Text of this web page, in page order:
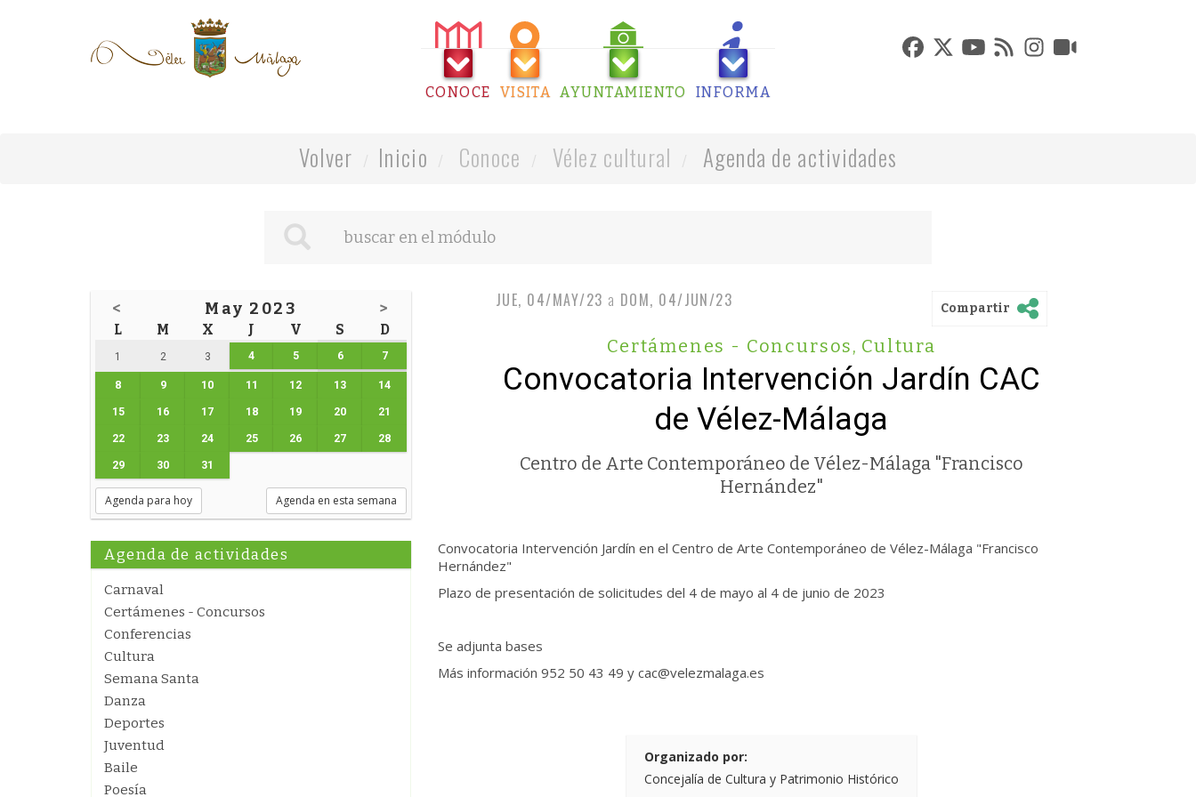
CONOCE VISITA AYUNTAMIENTO INFORMA
Volver Inicio Conoce Vélez cultural Agenda de actividades
< May 2023 >
L M X J V S D
1 2 3 4 5 6 7
8 9 10 11 12 13 14
15 16 17 18 19 20 21
22 23 24 25 26 27 28
29 30 31
Agenda para hoy Agenda en esta semana
Agenda de actividades
Carnaval
Certámenes - Concursos
Conferencias
Cultura
Semana Santa
Danza
Deportes
Juventud
Baile
Poesía
JUE, 04/MAY/23 a DOM, 04/JUN/23 Compartir
Certámenes - Concursos, Cultura
Convocatoria Intervención Jardín CAC
de Vélez-Málaga
Centro de Arte Contemporáneo de Vélez-Málaga "Francisco
Hernández"
Convocatoria Intervención Jardín en el Centro de Arte Contemporáneo de Vélez-Málaga "Francisco
Hernández"
Plazo de presentación de solicitudes del 4 de mayo al 4 de junio de 2023
Se adjunta bases
Más información 952 50 43 49 y cac@velezmalaga.es
Organizado por:
Concejalía de Cultura y Patrimonio Histórico